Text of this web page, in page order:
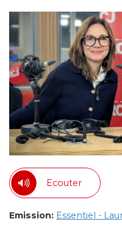
Ecouter
Emission: Essentiel -